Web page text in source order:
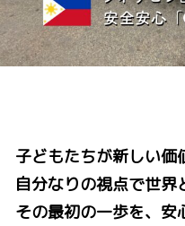
子どもたちが新しい価
自分なりの視点で世界
その最初の一歩を、安